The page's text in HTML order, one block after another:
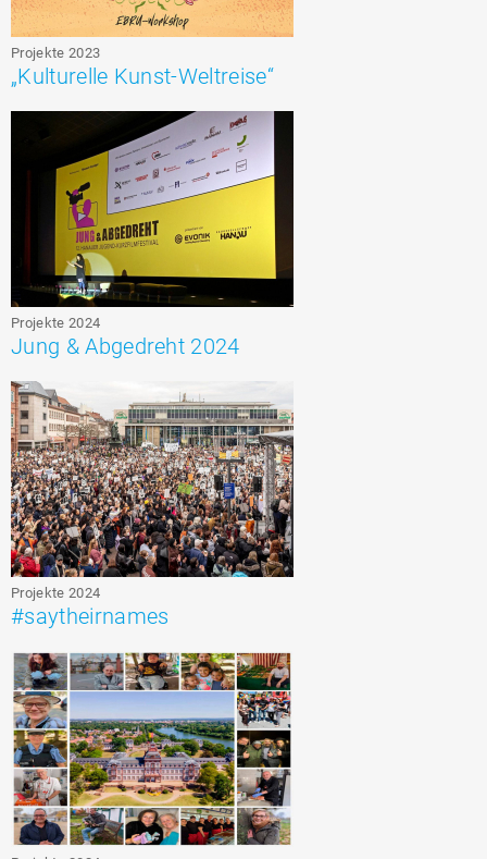
Projekte 2023
„Kulturelle Kunst-Weltreise“
Projekte 2024
Jung & Abgedreht 2024
Projekte 2024
#saytheirnames